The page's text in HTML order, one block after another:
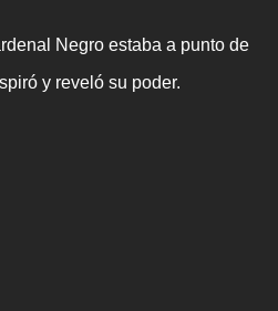
Negro estaba a punto de
y reveló su poder.